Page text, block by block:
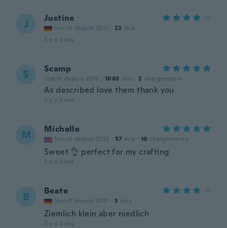
J Justine
Inscrit depuis 2017 · 22 avis
il y a 2 ans
S Scamp
Inscrit depuis 2016 · 1063 avis · 2 chargements
As described love them thank you
il y a 2 ans
M Michelle
Inscrit depuis 2023 · 57 avis · 10 chargements
Sweet 👌 perfect for my crafting
il y a 2 ans
B Beate
Inscrit depuis 2017 · 3 avis
Ziemlich klein aber niedlich
il y a 2 ans